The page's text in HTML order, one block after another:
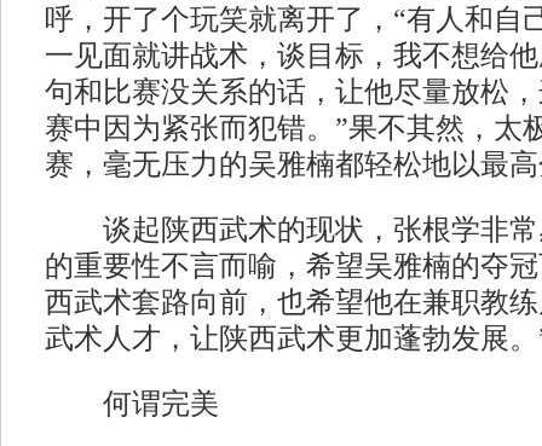
呼，开了个玩笑就离开了，“有人和自
一见面就讲战术，谈目标，我不想给
句和比赛没关系的话，让他尽量放松
赛中因为紧张而犯错。”果不其然，太
赛，毫无压力的吴雅楠都轻松地以最
谈起陕西武术的现状，张根学非常
的重要性不言而喻，希望吴雅楠的夺
西武术套路向前，也希望他在兼职教
武术人才，让陕西武术更加蓬勃发展。
何谓完美